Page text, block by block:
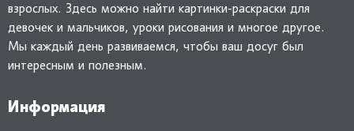
взрослых. Здесь можно найти картинки-раскраски для
девочек и мальчиков, уроки рисования и многое другое.
Мы каждый день развиваемся, чтобы ваш досуг был
интересным и полезным.
Информация